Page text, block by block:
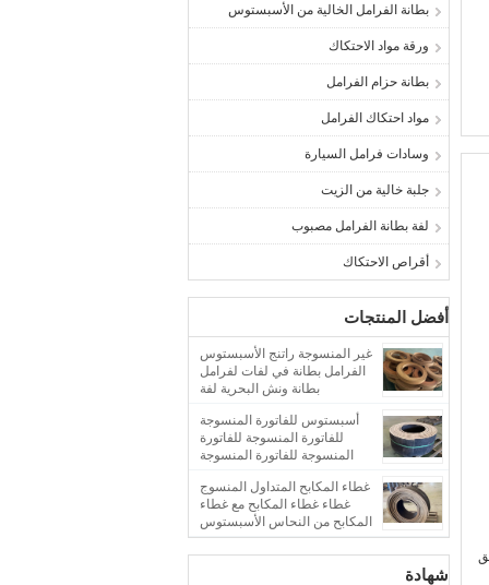
بطانة الفرامل الخالية من الأسبستوس
ورقة مواد الاحتكاك
بطانة حزام الفرامل
مواد احتكاك الفرامل
وسادات فرامل السيارة
جلبة خالية من الزيت
لفة بطانة الفرامل مصبوب
أقراص الاحتكاك
أفضل المنتجات
غير المنسوجة راتنج الأسبستوس
الفرامل بطانة في لفات لفرامل
بطانة ونش البحرية لفة
أسبستوس للفاتورة المنسوجة
للفاتورة المنسوجة للفاتورة
المنسوجة للفاتورة المنسوجة
غطاء المكابح المتداول المنسوج
غطاء غطاء المكابح مع غطاء
المكابح من النحاس الأسبستوس
شهادة